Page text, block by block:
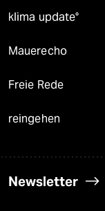
klima update°
Mauerecho
Freie Rede
reingehen
Newsletter